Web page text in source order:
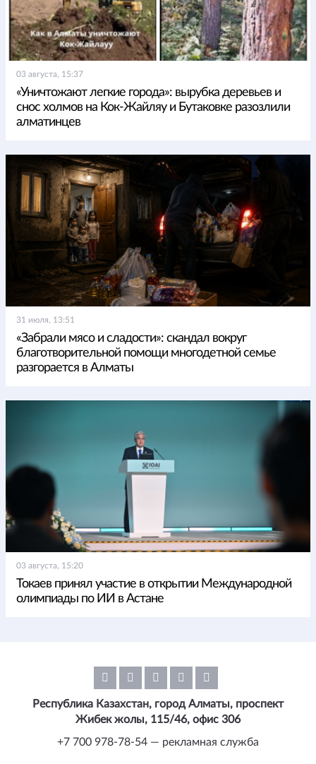
03 августа, 15:37
«Уничтожают легкие города»: вырубка деревьев и
снос холмов на Кок-Жайляу и Бутаковке разозлили
алматинцев
31 июля, 13:51
«Забрали мясо и сладости»: скандал вокруг
благотворительной помощи многодетной семье
разгорается в Алматы
03 августа, 15:20
Токаев принял участие в открытии Международной
олимпиады по ИИ в Астане
Республика Казахстан, город Алматы, проспект
Жибек жолы, 115/46, офис 306
+7 700 978-78-54 — рекламная служба